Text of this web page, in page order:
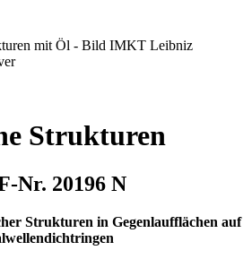
mit Öl - Bild IMKT Leibniz
Strukturen
Nr. 20196 N
Strukturen in Gegenlaufflächen auf